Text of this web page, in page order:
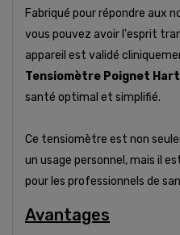
Fabriqué pour répondre aux
vous pouvez avoir l'esprit
appareil est validé
Tensiomètre Poignet
santé optimal et simplifié.
Ce tensiomètre est non
un usage personnel, mais il
pour les professionnels de
Avantages